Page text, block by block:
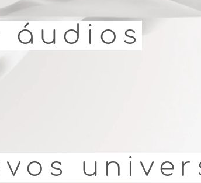
áudios